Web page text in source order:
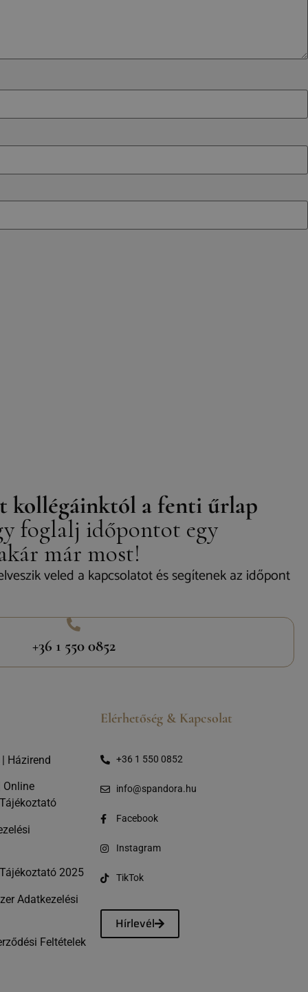
kollégáinktól a fenti űrlap
foglalj időpontot egy
már most!
veled a kapcsolatot és segítenek az időpont
+36 1 550 0852
| Házirend
Online
2025
Adatkezelési
Feltételek
Elérhetőség & Kapcsolat
+36 1 550 0852
info@spandora.hu
Facebook
Instagram
TikTok
Hírlevél